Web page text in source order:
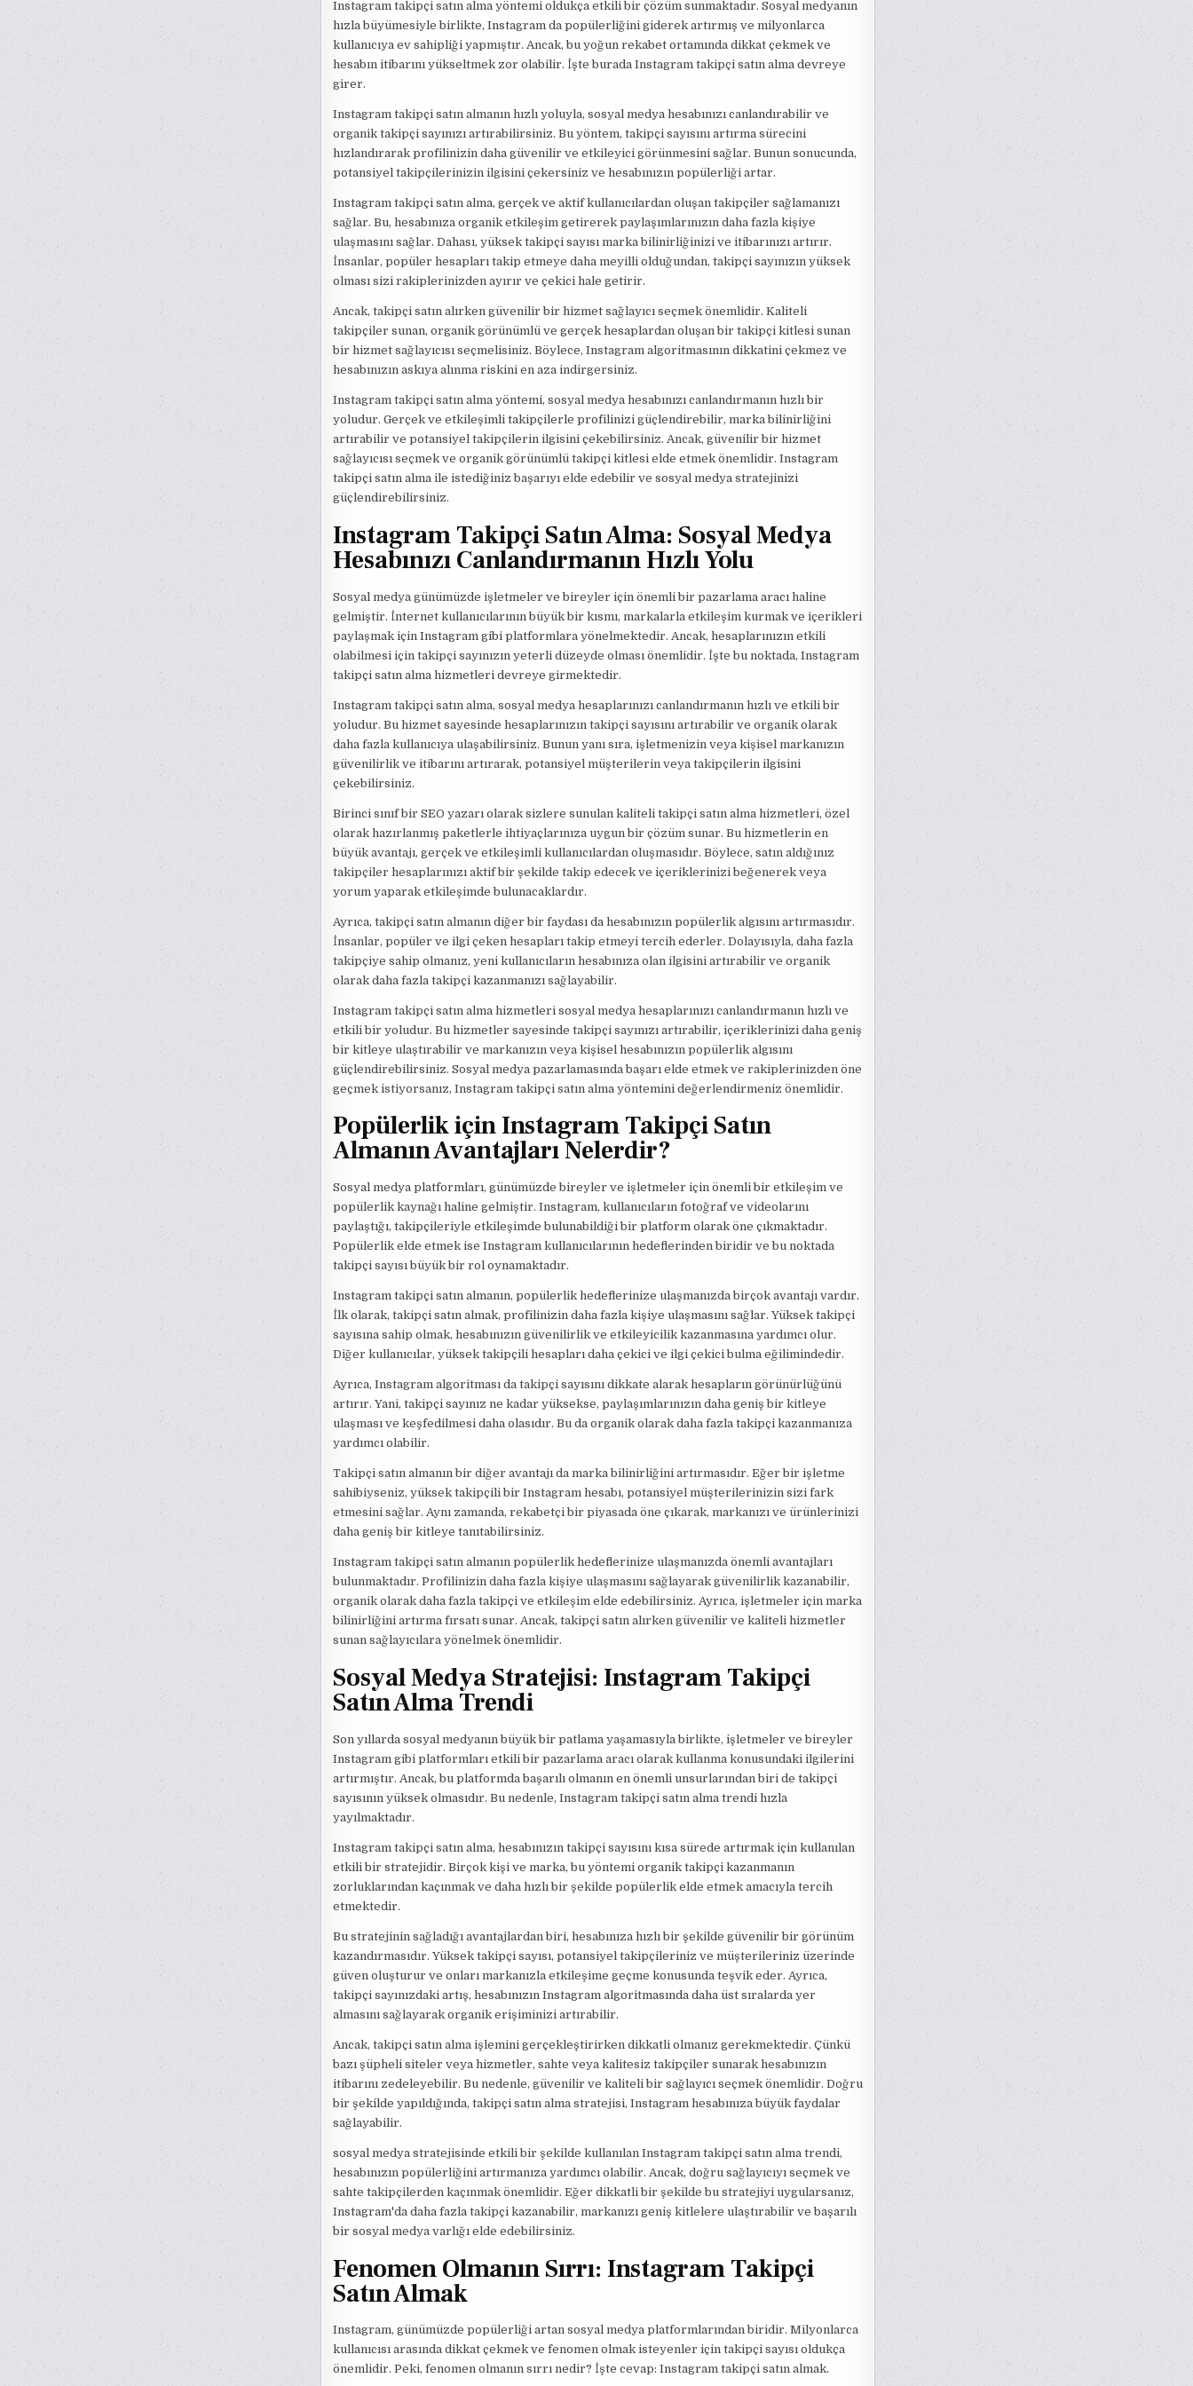
Instagram takipçi satın alma yöntemi oldukça etkili bir çözüm sunmaktadır. Sosyal medyanın
hızla büyümesiyle birlikte, Instagram da popülerliğini giderek artırmış ve milyonlarca
kullanıcıya ev sahipliği yapmıştır. Ancak, bu yoğun rekabet ortamında dikkat çekmek ve
hesabın itibarını yükseltmek zor olabilir. İşte burada Instagram takipçi satın alma devreye
girer.
Instagram takipçi satın almanın hızlı yoluyla, sosyal medya hesabınızı canlandırabilir ve
organik takipçi sayınızı artırabilirsiniz. Bu yöntem, takipçi sayısını artırma sürecini
hızlandırarak profilinizin daha güvenilir ve etkileyici görünmesini sağlar. Bunun sonucunda,
potansiyel takipçilerinizin ilgisini çekersiniz ve hesabınızın popülerliği artar.
Instagram takipçi satın alma, gerçek ve aktif kullanıcılardan oluşan takipçiler sağlamanızı
sağlar. Bu, hesabınıza organik etkileşim getirerek paylaşımlarınızın daha fazla kişiye
ulaşmasını sağlar. Dahası, yüksek takipçi sayısı marka bilinirliğinizi ve itibarınızı artırır.
İnsanlar, popüler hesapları takip etmeye daha meyilli olduğundan, takipçi sayınızın yüksek
olması sizi rakiplerinizden ayırır ve çekici hale getirir.
Ancak, takipçi satın alırken güvenilir bir hizmet sağlayıcı seçmek önemlidir. Kaliteli
takipçiler sunan, organik görünümlü ve gerçek hesaplardan oluşan bir takipçi kitlesi sunan
bir hizmet sağlayıcısı seçmelisiniz. Böylece, Instagram algoritmasının dikkatini çekmez ve
hesabınızın askıya alınma riskini en aza indirgersiniz.
Instagram takipçi satın alma yöntemi, sosyal medya hesabınızı canlandırmanın hızlı bir
yoludur. Gerçek ve etkileşimli takipçilerle profilinizi güçlendirebilir, marka bilinirliğini
artırabilir ve potansiyel takipçilerin ilgisini çekebilirsiniz. Ancak, güvenilir bir hizmet
sağlayıcısı seçmek ve organik görünümlü takipçi kitlesi elde etmek önemlidir. Instagram
takipçi satın alma ile istediğiniz başarıyı elde edebilir ve sosyal medya stratejinizi
güçlendirebilirsiniz.
Instagram Takipçi Satın Alma: Sosyal Medya
Hesabınızı Canlandırmanın Hızlı Yolu
Sosyal medya günümüzde işletmeler ve bireyler için önemli bir pazarlama aracı haline
gelmiştir. İnternet kullanıcılarının büyük bir kısmı, markalarla etkileşim kurmak ve içerikleri
paylaşmak için Instagram gibi platformlara yönelmektedir. Ancak, hesaplarınızın etkili
olabilmesi için takipçi sayınızın yeterli düzeyde olması önemlidir. İşte bu noktada, Instagram
takipçi satın alma hizmetleri devreye girmektedir.
Instagram takipçi satın alma, sosyal medya hesaplarınızı canlandırmanın hızlı ve etkili bir
yoludur. Bu hizmet sayesinde hesaplarınızın takipçi sayısını artırabilir ve organik olarak
daha fazla kullanıcıya ulaşabilirsiniz. Bunun yanı sıra, işletmenizin veya kişisel markanızın
güvenilirlik ve itibarını artırarak, potansiyel müşterilerin veya takipçilerin ilgisini
çekebilirsiniz.
Birinci sınıf bir SEO yazarı olarak sizlere sunulan kaliteli takipçi satın alma hizmetleri, özel
olarak hazırlanmış paketlerle ihtiyaçlarınıza uygun bir çözüm sunar. Bu hizmetlerin en
büyük avantajı, gerçek ve etkileşimli kullanıcılardan oluşmasıdır. Böylece, satın aldığınız
takipçiler hesaplarınızı aktif bir şekilde takip edecek ve içeriklerinizi beğenerek veya
yorum yaparak etkileşimde bulunacaklardır.
Ayrıca, takipçi satın almanın diğer bir faydası da hesabınızın popülerlik algısını artırmasıdır.
İnsanlar, popüler ve ilgi çeken hesapları takip etmeyi tercih ederler. Dolayısıyla, daha fazla
takipçiye sahip olmanız, yeni kullanıcıların hesabınıza olan ilgisini artırabilir ve organik
olarak daha fazla takipçi kazanmanızı sağlayabilir.
Instagram takipçi satın alma hizmetleri sosyal medya hesaplarınızı canlandırmanın hızlı ve
etkili bir yoludur. Bu hizmetler sayesinde takipçi sayınızı artırabilir, içeriklerinizi daha geniş
bir kitleye ulaştırabilir ve markanızın veya kişisel hesabınızın popülerlik algısını
güçlendirebilirsiniz. Sosyal medya pazarlamasında başarı elde etmek ve rakiplerinizden öne
geçmek istiyorsanız, Instagram takipçi satın alma yöntemini değerlendirmeniz önemlidir.
Popülerlik için Instagram Takipçi Satın
Almanın Avantajları Nelerdir?
Sosyal medya platformları, günümüzde bireyler ve işletmeler için önemli bir etkileşim ve
popülerlik kaynağı haline gelmiştir. Instagram, kullanıcıların fotoğraf ve videolarını
paylaştığı, takipçileriyle etkileşimde bulunabildiği bir platform olarak öne çıkmaktadır.
Popülerlik elde etmek ise Instagram kullanıcılarının hedeflerinden biridir ve bu noktada
takipçi sayısı büyük bir rol oynamaktadır.
Instagram takipçi satın almanın, popülerlik hedeflerinize ulaşmanızda birçok avantajı vardır.
İlk olarak, takipçi satın almak, profilinizin daha fazla kişiye ulaşmasını sağlar. Yüksek takipçi
sayısına sahip olmak, hesabınızın güvenilirlik ve etkileyicilik kazanmasına yardımcı olur.
Diğer kullanıcılar, yüksek takipçili hesapları daha çekici ve ilgi çekici bulma eğilimindedir.
Ayrıca, Instagram algoritması da takipçi sayısını dikkate alarak hesapların görünürlüğünü
artırır. Yani, takipçi sayınız ne kadar yüksekse, paylaşımlarınızın daha geniş bir kitleye
ulaşması ve keşfedilmesi daha olasıdır. Bu da organik olarak daha fazla takipçi kazanmanıza
yardımcı olabilir.
Takipçi satın almanın bir diğer avantajı da marka bilinirliğini artırmasıdır. Eğer bir işletme
sahibiyseniz, yüksek takipçili bir Instagram hesabı, potansiyel müşterilerinizin sizi fark
etmesini sağlar. Aynı zamanda, rekabetçi bir piyasada öne çıkarak, markanızı ve ürünlerinizi
daha geniş bir kitleye tanıtabilirsiniz.
Instagram takipçi satın almanın popülerlik hedeflerinize ulaşmanızda önemli avantajları
bulunmaktadır. Profilinizin daha fazla kişiye ulaşmasını sağlayarak güvenilirlik kazanabilir,
organik olarak daha fazla takipçi ve etkileşim elde edebilirsiniz. Ayrıca, işletmeler için marka
bilinirliğini artırma fırsatı sunar. Ancak, takipçi satın alırken güvenilir ve kaliteli hizmetler
sunan sağlayıcılara yönelmek önemlidir.
Sosyal Medya Stratejisi: Instagram Takipçi
Satın Alma Trendi
Son yıllarda sosyal medyanın büyük bir patlama yaşamasıyla birlikte, işletmeler ve bireyler
Instagram gibi platformları etkili bir pazarlama aracı olarak kullanma konusundaki ilgilerini
artırmıştır. Ancak, bu platformda başarılı olmanın en önemli unsurlarından biri de takipçi
sayısının yüksek olmasıdır. Bu nedenle, Instagram takipçi satın alma trendi hızla
yayılmaktadır.
Instagram takipçi satın alma, hesabınızın takipçi sayısını kısa sürede artırmak için kullanılan
etkili bir stratejidir. Birçok kişi ve marka, bu yöntemi organik takipçi kazanmanın
zorluklarından kaçınmak ve daha hızlı bir şekilde popülerlik elde etmek amacıyla tercih
etmektedir.
Bu stratejinin sağladığı avantajlardan biri, hesabınıza hızlı bir şekilde güvenilir bir görünüm
kazandırmasıdır. Yüksek takipçi sayısı, potansiyel takipçileriniz ve müşterileriniz üzerinde
güven oluşturur ve onları markanızla etkileşime geçme konusunda teşvik eder. Ayrıca,
takipçi sayınızdaki artış, hesabınızın Instagram algoritmasında daha üst sıralarda yer
almasını sağlayarak organik erişiminizi artırabilir.
Ancak, takipçi satın alma işlemini gerçekleştirirken dikkatli olmanız gerekmektedir. Çünkü
bazı şüpheli siteler veya hizmetler, sahte veya kalitesiz takipçiler sunarak hesabınızın
itibarını zedeleyebilir. Bu nedenle, güvenilir ve kaliteli bir sağlayıcı seçmek önemlidir. Doğru
bir şekilde yapıldığında, takipçi satın alma stratejisi, Instagram hesabınıza büyük faydalar
sağlayabilir.
sosyal medya stratejisinde etkili bir şekilde kullanılan Instagram takipçi satın alma trendi,
hesabınızın popülerliğini artırmanıza yardımcı olabilir. Ancak, doğru sağlayıcıyı seçmek ve
sahte takipçilerden kaçınmak önemlidir. Eğer dikkatli bir şekilde bu stratejiyi uygularsanız,
Instagram'da daha fazla takipçi kazanabilir, markanızı geniş kitlelere ulaştırabilir ve başarılı
bir sosyal medya varlığı elde edebilirsiniz.
Fenomen Olmanın Sırrı: Instagram Takipçi
Satın Almak
Instagram, günümüzde popülerliği artan sosyal medya platformlarından biridir. Milyonlarca
kullanıcısı arasında dikkat çekmek ve fenomen olmak isteyenler için takipçi sayısı oldukça
önemlidir. Peki, fenomen olmanın sırrı nedir? İşte cevap: Instagram takipçi satın almak.